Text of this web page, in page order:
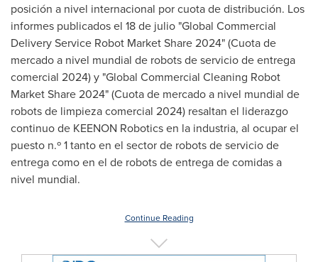
posición a nivel internacional por cuota de distribución. Los
informes publicados el 18 de julio "Global Commercial
Delivery Service Robot Market Share 2024" (Cuota de
mercado a nivel mundial de robots de servicio de entrega
comercial 2024) y "Global Commercial Cleaning Robot
Market Share 2024" (Cuota de mercado a nivel mundial de
robots de limpieza comercial 2024) resaltan el liderazgo
continuo de KEENON Robotics en la industria, al ocupar el
puesto n.º 1 tanto en el sector de robots de servicio de
entrega como en el de robots de entrega de comidas a
nivel mundial.
Continue Reading